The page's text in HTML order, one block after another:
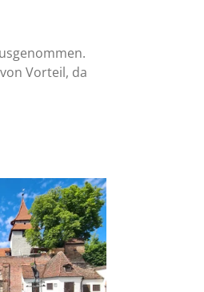
Vorteil, da